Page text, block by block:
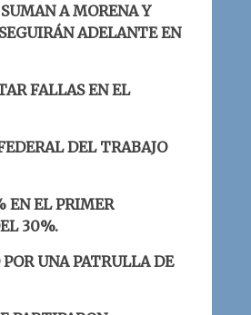
A MORENA Y
ADELANTE EN
FALLAS EN EL
DEL TRABAJO
EN EL PRIMER
30%.
UNA PATRULLA DE